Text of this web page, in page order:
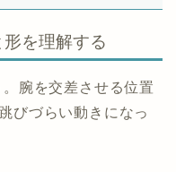
を理解する
腕を交差させる位置
びづらい動きになっ